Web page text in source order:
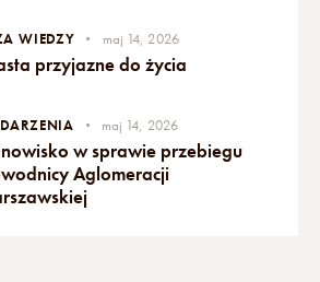
WIEDZY maj 14, 2026
przyjazne do życia
maj 14, 2026
w sprawie przebiegu
Aglomeracji